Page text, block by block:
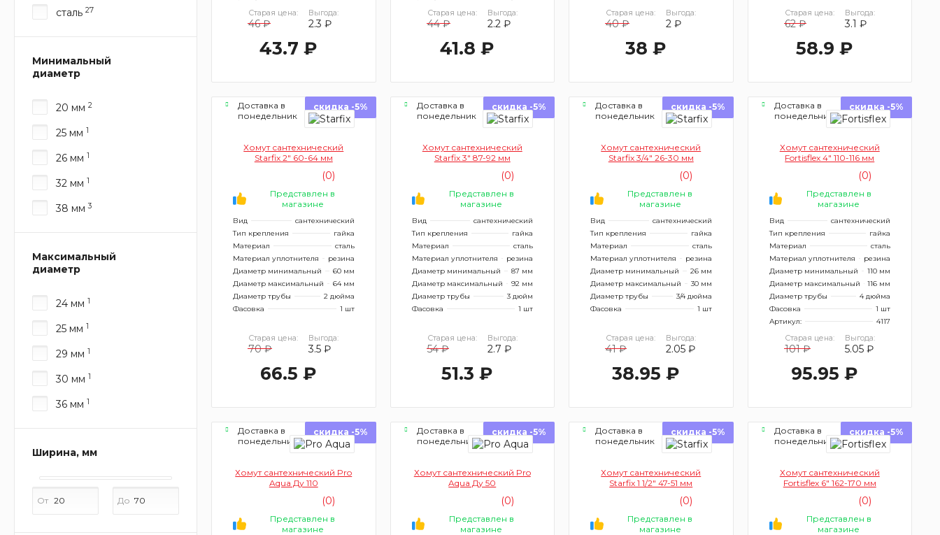
сталь 27
Минимальный
диаметр
20 мм 2
25 мм 1
26 мм 1
32 мм 1
38 мм3
Максимальный
диаметр
24 мм 1
25 мм 1
29 мм 1
30 мм 1
36 мм 1
Ширина, мм
От До
Старая цена:
46 ₽
Выгода:
2.3 ₽
43.7 ₽
Старая цена:
44 ₽
Выгода:
2.2 ₽
41.8 ₽
Старая цена:
40 ₽
Выгода:
2 ₽
38 ₽
Старая цена:
62 ₽
Выгода:
3.1 ₽
58.9 ₽
Доставка в
понедельник
скидка -5%
Хомут сантехнический
Starfix 2" 60-64 мм
(0)
Представлен в
магазине
Вид
сантехнический
Тип крепления
гайка
Материал
сталь
Материал уплотнителя
резина
Диаметр минимальный
60 мм
Диаметр максимальный
64 мм
Диаметр трубы
2 дюйма
Фасовка
1 шт
Старая цена:
70 ₽
Выгода:
3.5 ₽
66.5 ₽
Доставка в
понедельник
скидка -5%
Хомут сантехнический
Starfix 3" 87-92 мм
(0)
Представлен в
магазине
Вид
сантехнический
Тип крепления
гайка
Материал
сталь
Материал уплотнителя
резина
Диаметр минимальный
87 мм
Диаметр максимальный
92 мм
Диаметр трубы
3 дюйм
Фасовка
1 шт
Старая цена:
54 ₽
Выгода:
2.7 ₽
51.3 ₽
Доставка в
понедельник
скидка -5%
Хомут сантехнический
Starfix 3/4" 26-30 мм
(0)
Представлен в
магазине
Вид
сантехнический
Тип крепления
гайка
Материал
сталь
Материал уплотнителя
резина
Диаметр минимальный
26 мм
Диаметр максимальный
30 мм
Диаметр трубы
3/4 дюйма
Фасовка
1 шт
Старая цена:
41 ₽
Выгода:
2.05 ₽
38.95 ₽
Доставка в
понедельник
скидка -5%
Хомут сантехнический
Fortisflex 4" 110-116 мм
(0)
Представлен в
магазине
Вид
сантехнический
Тип крепления
гайка
Материал
сталь
Материал уплотнителя
резина
Диаметр минимальный
110 мм
Диаметр максимальный
116 мм
Диаметр трубы
4 дюйма
Фасовка
1 шт
Артикул:
4117
Старая цена:
101 ₽
Выгода:
5.05 ₽
95.95 ₽
Доставка в
понедельник
скидка -5%
Хомут сантехнический Pro
Aqua Ду 110
(0)
Представлен в
магазине
Доставка в
понедельник
скидка -5%
Хомут сантехнический Pro
Aqua Ду 50
(0)
Представлен в
магазине
Доставка в
понедельник
скидка -5%
Хомут сантехнический
Starfix 1 1/2" 47-51 мм
(0)
Представлен в
магазине
Доставка в
понедельник
скидка -5%
Хомут сантехнический
Fortisflex 6" 162-170 мм
(0)
Представлен в
магазине